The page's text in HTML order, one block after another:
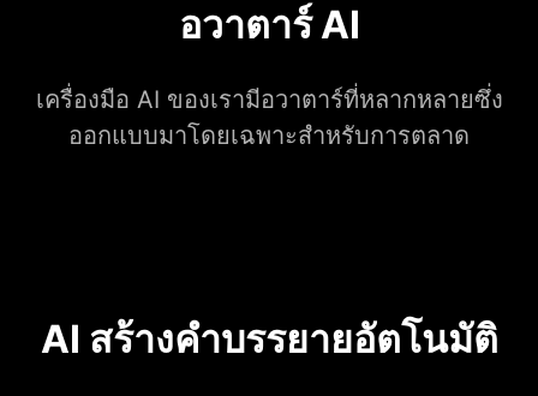
อวาตาร์ AI
เครื่องมือ AI ของเรามีอวาตาร์ที่หลากหลายซึ่ง
ออกแบบมาโดยเฉพาะสำหรับการตลาด
AI สร้างคำบรรยายอัตโนมัติ